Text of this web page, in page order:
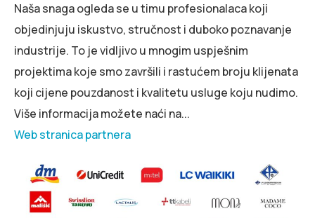
Naša snaga ogleda se u timu profesionalaca koji
objedinjuju iskustvo, stručnost i duboko poznavanje
industrije. To je vidljivo u mnogim uspješnim
projektima koje smo završili i rastućem broju klijenata
koji cijene pouzdanost i kvalitetu usluge koju nudimo.
Više informacija možete naći na...
Web stranica partnera